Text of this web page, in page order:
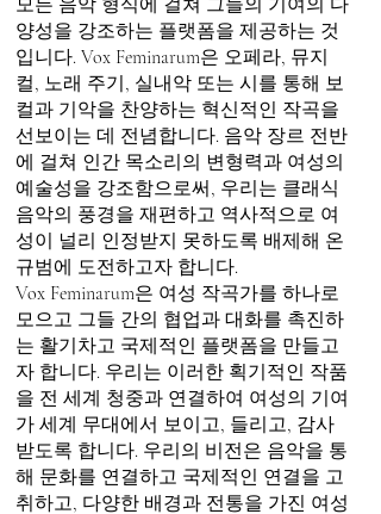
모든 음악 형식에 걸쳐 그들의 기여의 다
양성을 강조하는 플랫폼을 제공하는 것
입니다. Vox Feminarum은 오페라, 뮤지
컬, 노래 주기, 실내악 또는 시를 통해 보
컬과 기악을 찬양하는 혁신적인 작곡을
선보이는 데 전념합니다. 음악 장르 전반
에 걸쳐 인간 목소리의 변형력과 여성의
예술성을 강조함으로써, 우리는 클래식
음악의 풍경을 재편하고 역사적으로 여
성이 널리 인정받지 못하도록 배제해 온
규범에 도전하고자 합니다.
Vox Feminarum은 여성 작곡가를 하나로
모으고 그들 간의 협업과 대화를 촉진하
는 활기차고 국제적인 플랫폼을 만들고
자 합니다. 우리는 이러한 획기적인 작품
을 전 세계 청중과 연결하여 여성의 기여
가 세계 무대에서 보이고, 들리고, 감사
받도록 합니다. 우리의 비전은 음악을 통
해 문화를 연결하고 국제적인 연결을 고
취하고, 다양한 배경과 전통을 가진 여성